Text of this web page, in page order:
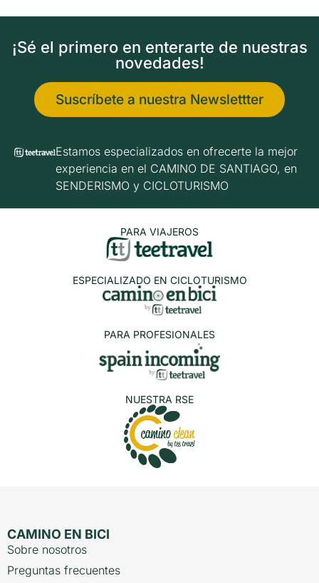
¡Sé el primero en enterarte de nuestras
novedades!
Suscríbete a nuestra Newslettter
Estamos especializados en ofrecerte la mejor
experiencia en el CAMINO DE SANTIAGO, en
SENDERISMO y CICLOTURISMO
PARA VIAJEROS
ESPECIALIZADO EN CICLOTURISMO
PARA PROFESIONALES
NUESTRA RSE
CAMINO EN BICI
Sobre nosotros
Preguntas frecuentes